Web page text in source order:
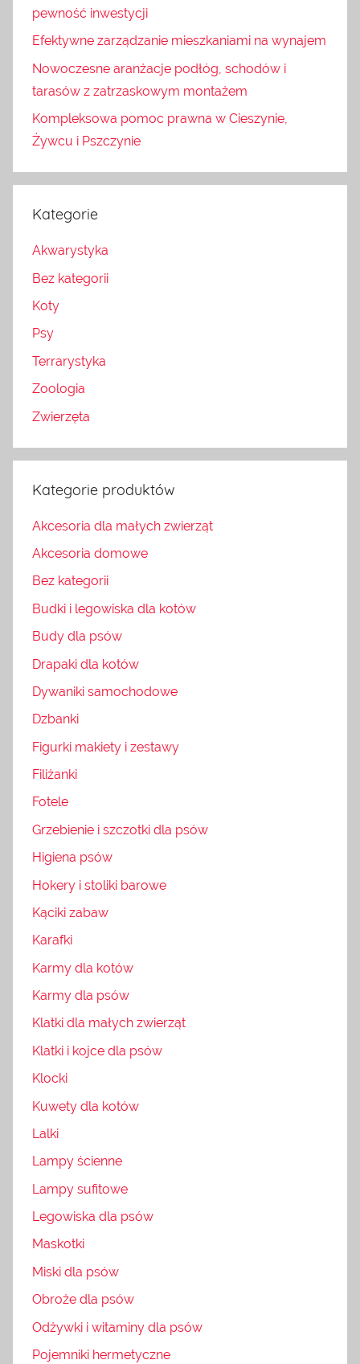
pewność inwestycji
Efektywne zarządzanie mieszkaniami na wynajem
Nowoczesne aranżacje podłóg, schodów i
tarasów z zatrzaskowym montażem
Kompleksowa pomoc prawna w Cieszynie,
Żywcu i Pszczynie
Kategorie
Akwarystyka
Bez kategorii
Koty
Psy
Terrarystyka
Zoologia
Zwierzęta
Kategorie produktów
Akcesoria dla małych zwierząt
Akcesoria domowe
Bez kategorii
Budki i legowiska dla kotów
Budy dla psów
Drapaki dla kotów
Dywaniki samochodowe
Dzbanki
Figurki makiety i zestawy
Filiżanki
Fotele
Grzebienie i szczotki dla psów
Higiena psów
Hokery i stoliki barowe
Kąciki zabaw
Karafki
Karmy dla kotów
Karmy dla psów
Klatki dla małych zwierząt
Klatki i kojce dla psów
Klocki
Kuwety dla kotów
Lalki
Lampy ścienne
Lampy sufitowe
Legowiska dla psów
Maskotki
Miski dla psów
Obroże dla psów
Odżywki i witaminy dla psów
Pojemniki hermetyczne